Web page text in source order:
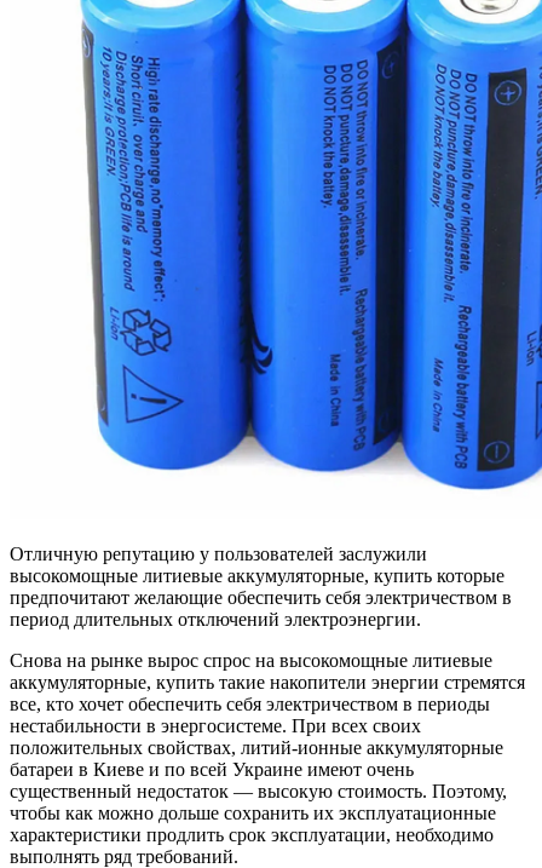
Отличную репутацию у пользователей заслужили
высокомощные литиевые аккумуляторные, купить которые
предпочитают желающие обеспечить себя электричеством в
период длительных отключений электроэнергии.
Снова на рынке вырос спрос на высокомощные литиевые
аккумуляторные, купить такие накопители энергии стремятся
все, кто хочет обеспечить себя электричеством в периоды
нестабильности в энергосистеме. При всех своих
положительных свойствах, литий-ионные аккумуляторные
батареи в Киеве и по всей Украине имеют очень
существенный недостаток — высокую стоимость. Поэтому,
чтобы как можно дольше сохранить их эксплуатационные
характеристики продлить срок эксплуатации, необходимо
выполнять ряд требований.